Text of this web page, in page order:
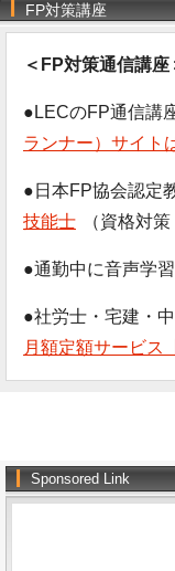
FP対策講座
＜FP対策通信講座
●LECのFP通信
ランナー）サイト
●日本FP協会認
技能士
（資格対
●通勤中に音声
●社労士・宅建・
月額定額サービス
Sponsored Link